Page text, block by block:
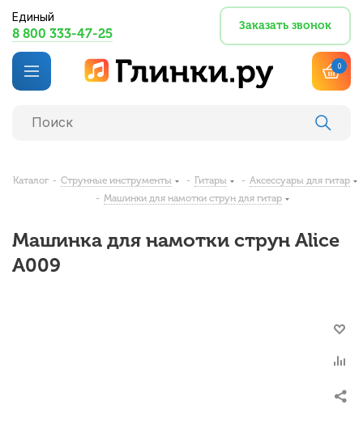
Единый
8 800 333-47-25
Заказать звонок
0
Каталог - Струнные инструменты - Гитары - Аксессуары для гитар
- Машинки для намотки струн для гитар
Машинка для намотки струн Alice
A009